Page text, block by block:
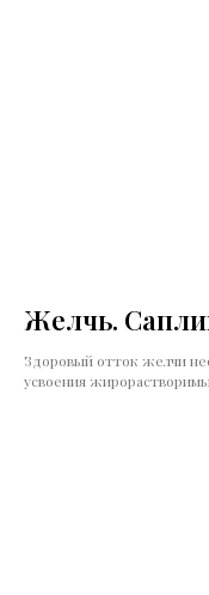
Желчь.
Здоровый отток желчи
усвоения